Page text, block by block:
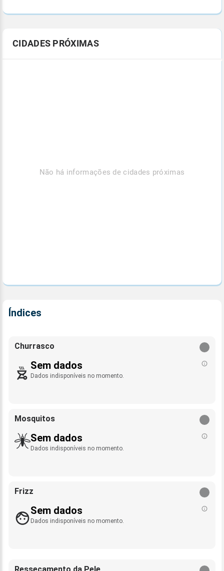
CIDADES PRÓXIMAS
Não há informações de cidades próximas
Índices
Churrasco
Sem dados
Dados indisponíveis no momento.
Mosquitos
Sem dados
Dados indisponíveis no momento.
Frizz
Sem dados
Dados indisponíveis no momento.